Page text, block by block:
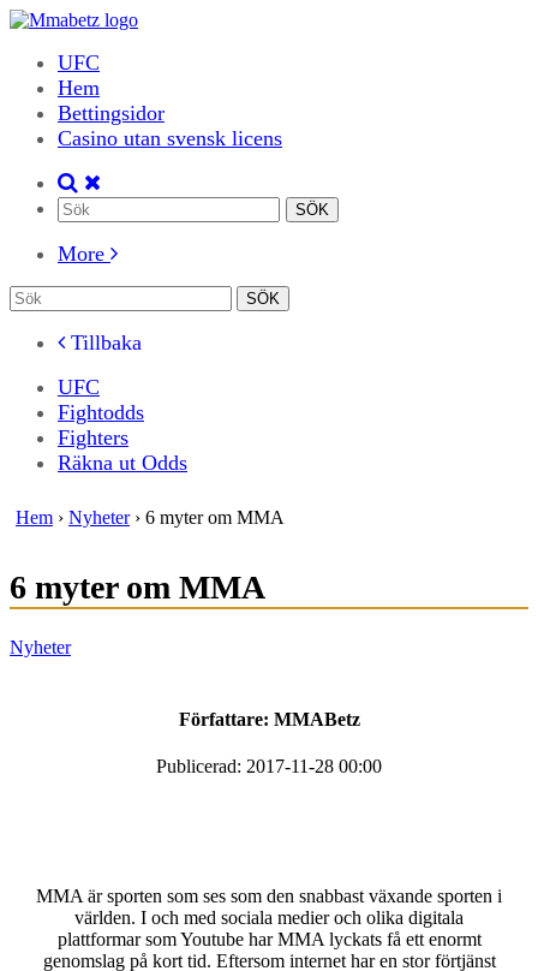
UFC
Hem
Bettingsidor
Casino utan svensk licens
More
Tillbaka
UFC
Fightodds
Fighters
Räkna ut Odds
Hem › Nyheter› 6 myter om MMA
6 myter om MMA
Nyheter
Författare: MMABetz
Publicerad: 2017-11-28 00:00
MMA är sporten som ses som den snabbast växande sporten i
världen. I och med sociala medier och olika digitala
plattformar som Youtube har MMA lyckats få ett enormt
genomslag på kort tid. Eftersom internet har en stor förtjänst